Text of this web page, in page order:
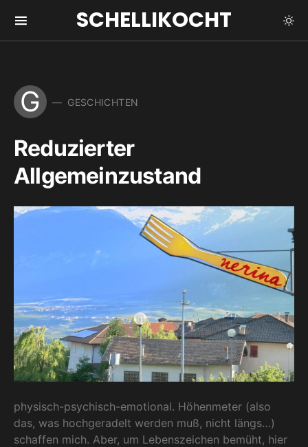
SCHELLIKOCHT
G GESCHICHTEN
Reduzierter
Allgemeinzustand
physisch-psychisch-emotional. Höhenmeter (also
das, was hochgeradelt werden muß, nicht längs…)
schaffen mich. Aber, um Lebenszeichen bemüht, hier